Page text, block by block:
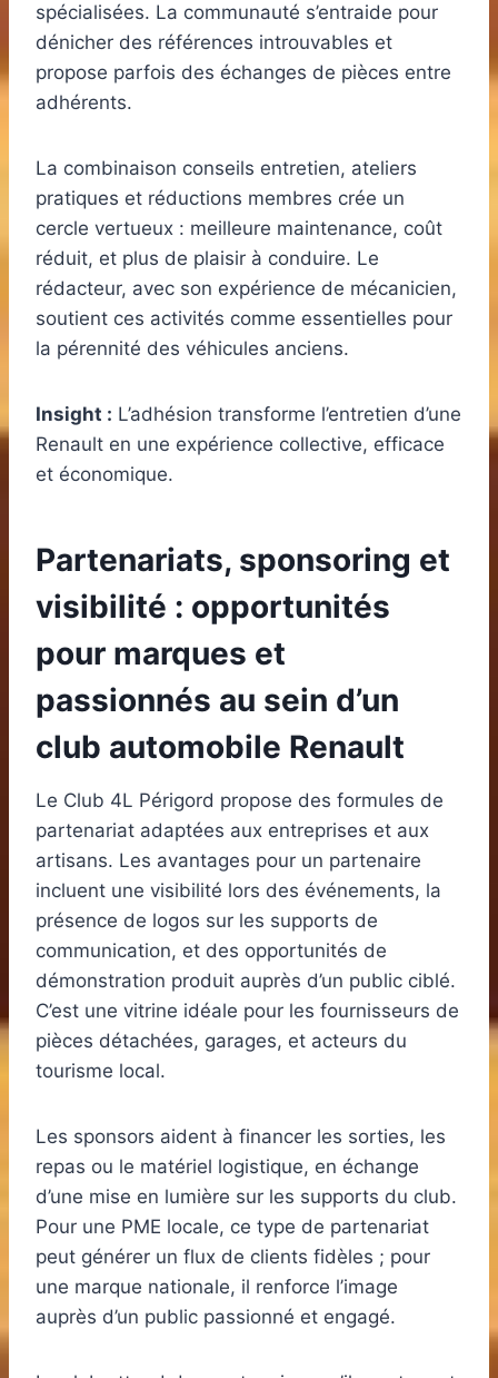
spécialisées. La communauté s’entraide pour
dénicher des références introuvables et
propose parfois des échanges de pièces entre
adhérents.
La combinaison conseils entretien, ateliers
pratiques et réductions membres crée un
cercle vertueux : meilleure maintenance, coût
réduit, et plus de plaisir à conduire. Le
rédacteur, avec son expérience de mécanicien,
soutient ces activités comme essentielles pour
la pérennité des véhicules anciens.
Insight : L’adhésion transforme l’entretien d’une
Renault en une expérience collective, efficace
et économique.
Partenariats, sponsoring et
visibilité : opportunités
pour marques et
passionnés au sein d’un
club automobile Renault
Le Club 4L Périgord propose des formules de
partenariat adaptées aux entreprises et aux
artisans. Les avantages pour un partenaire
incluent une visibilité lors des événements, la
présence de logos sur les supports de
communication, et des opportunités de
démonstration produit auprès d’un public ciblé.
C’est une vitrine idéale pour les fournisseurs de
pièces détachées, garages, et acteurs du
tourisme local.
Les sponsors aident à financer les sorties, les
repas ou le matériel logistique, en échange
d’une mise en lumière sur les supports du club.
Pour une PME locale, ce type de partenariat
peut générer un flux de clients fidèles ; pour
une marque nationale, il renforce l’image
auprès d’un public passionné et engagé.